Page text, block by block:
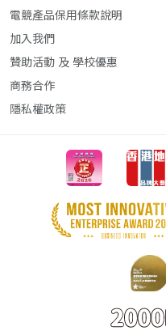
電競產品保用條款說明
加入我們
贊助活動 及 學校優惠
商務合作
隱私權政策